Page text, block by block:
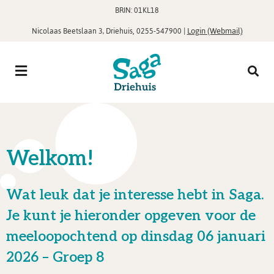
BRIN: 01KL18
Nicolaas Beetslaan 3, Driehuis,0255-547900 |Login (Webmail)
Welkom!
Wat leuk dat je interesse hebt in Saga.
Je kunt je hieronder opgeven voor de
meeloopochtend op dinsdag 06 januari
2026 – Groep 8